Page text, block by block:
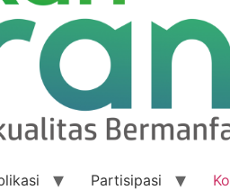
Partisipasi